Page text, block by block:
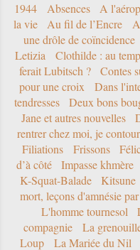
1944 Absences A
la vie
Au fil de l’Encre
une drôle de coïncidence
Letizia
Clothilde : au
ferait Lubitsch ?
Contes
pour une croix
Dans
tendresses
Deux bons
Jane et autres nouvelles
rentrer chez moi, je
Filiations
Frissons
d’à côté
Impasse khmère
K-Squat-Balade
Kitsune
mort, leçons d'amnésie
L'homme tournesol
compagnie
La
Loup
La Mariée du Nil